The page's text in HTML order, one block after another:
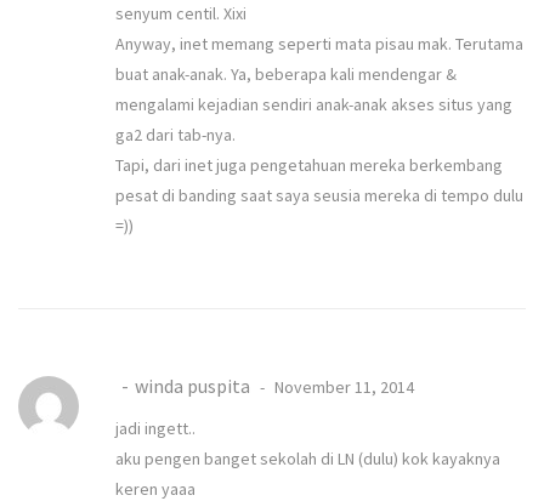
senyum centil. Xixi
Anyway, inet memang seperti mata pisau mak. Terutama
buat anak-anak. Ya, beberapa kali mendengar &
mengalami kejadian sendiri anak-anak akses situs yang
ga2 dari tab-nya.
Tapi, dari inet juga pengetahuan mereka berkembang
pesat di banding saat saya seusia mereka di tempo dulu
=))
winda puspita
November 11, 2014
jadi ingett..
aku pengen banget sekolah di LN (dulu) kok kayaknya
keren yaaa